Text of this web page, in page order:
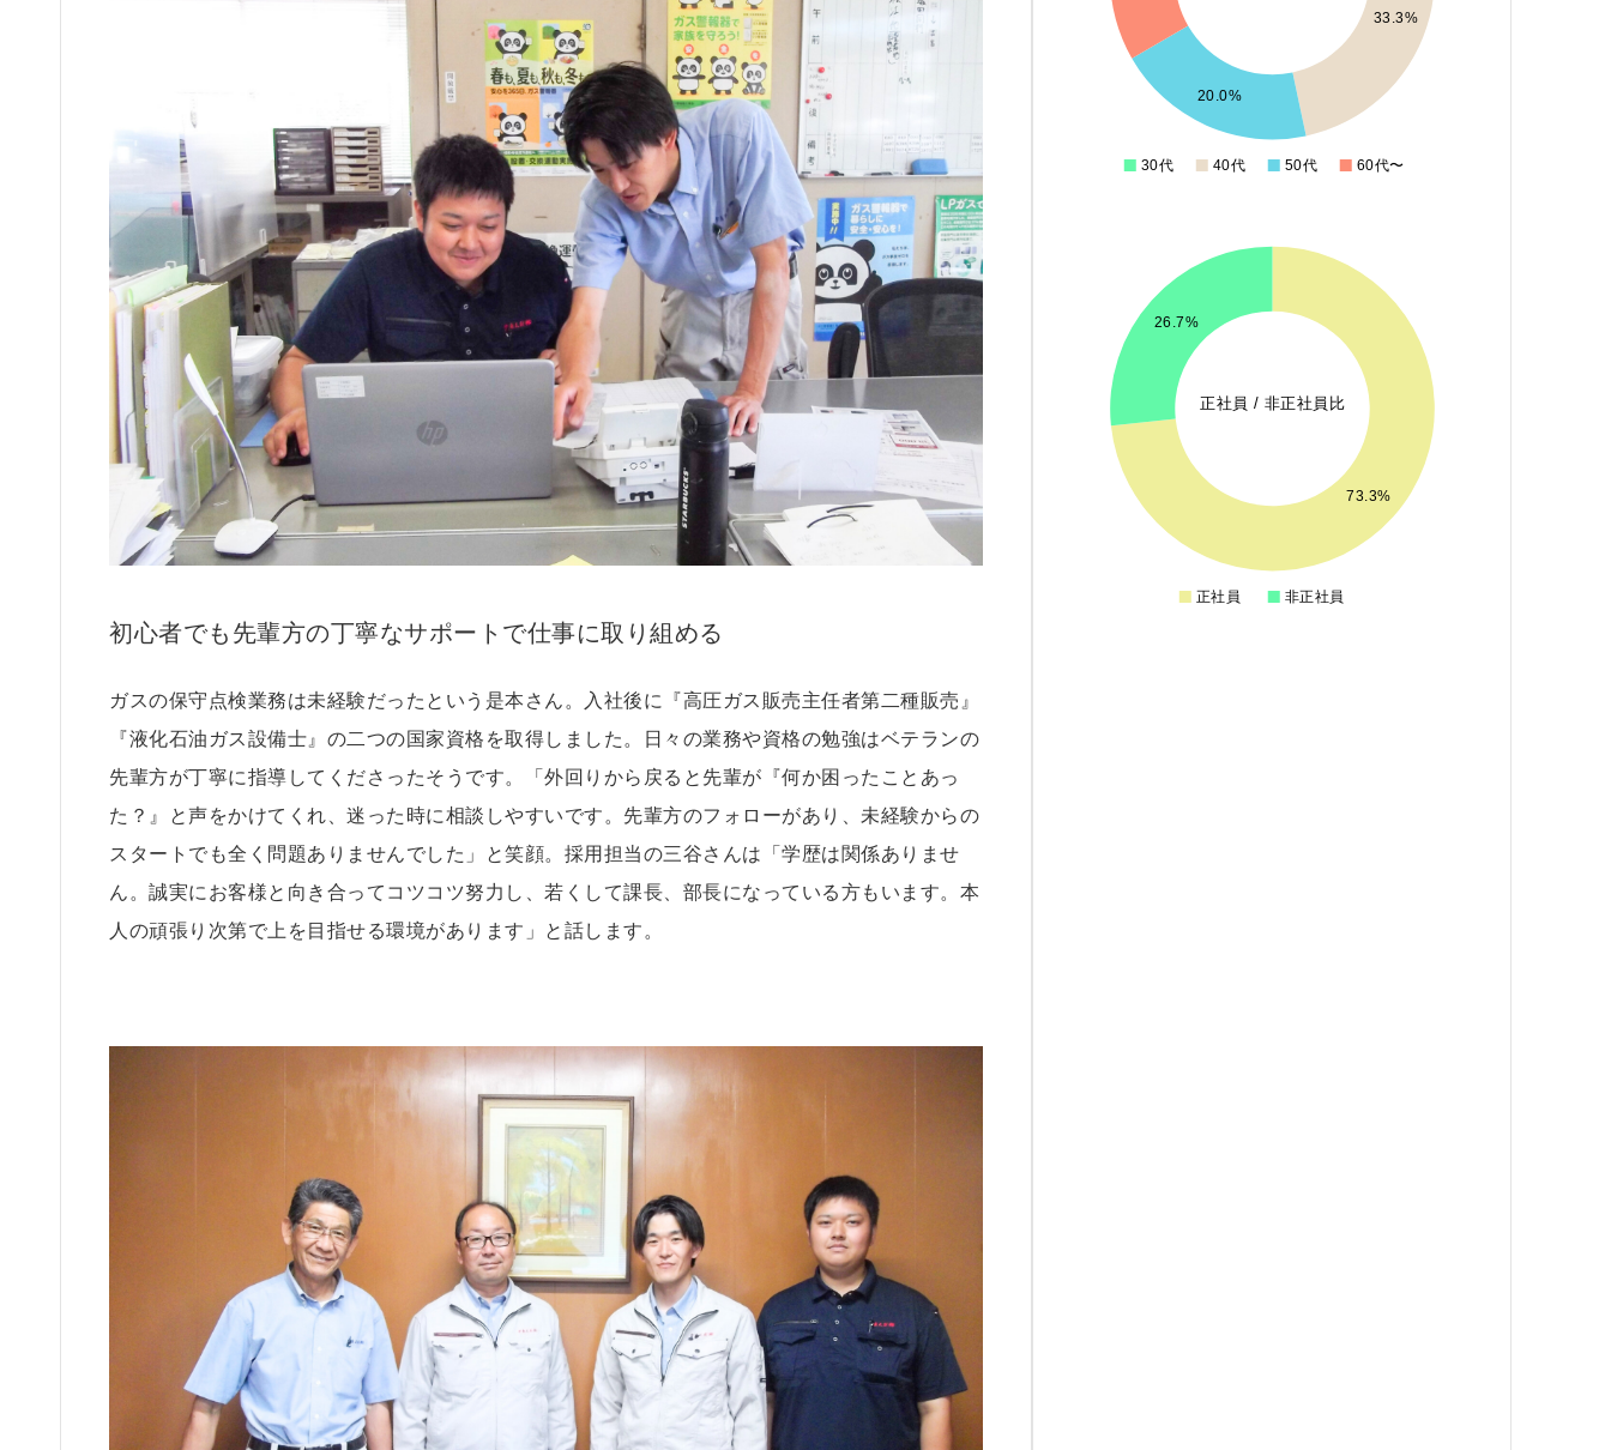
初心者でも先輩方の丁寧なサポートで仕事に取り組める
ガスの保守点検業務は未経験だったという是本さん。入社後に『高圧ガス販売主任者第二種販売』
『液化石油ガス設備士』の二つの国家資格を取得しました。日々の業務や資格の勉強はベテランの
先輩方が丁寧に指導してくださったそうです。「外回りから戻ると先輩が『何か困ったことあっ
た？』と声をかけてくれ、迷った時に相談しやすいです。先輩方のフォローがあり、未経験からの
スタートでも全く問題ありませんでした」と笑顔。採用担当の三谷さんは「学歴は関係ありませ
ん。誠実にお客様と向き合ってコツコツ努力し、若くして課長、部長になっている方もいます。本
人の頑張り次第で上を目指せる環境があります」と話します。
33.3%
20.0%
0
30代 40代 50代 60代〜
正社員 / 非正社員比
73.3%
26.7%
0
正社員 非正社員